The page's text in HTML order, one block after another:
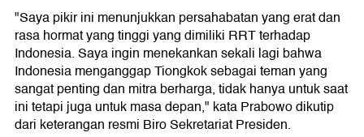
"Saya pikir ini menunjukkan persahabatan yang erat dan
rasa hormat yang tinggi yang dimiliki RRT terhadap
Indonesia. Saya ingin menekankan sekali lagi bahwa
Indonesia menganggap Tiongkok sebagai teman yang
sangat penting dan mitra berharga, tidak hanya untuk saat
ini tetapi juga untuk masa depan," kata Prabowo dikutip
dari keterangan resmi Biro Sekretariat Presiden.